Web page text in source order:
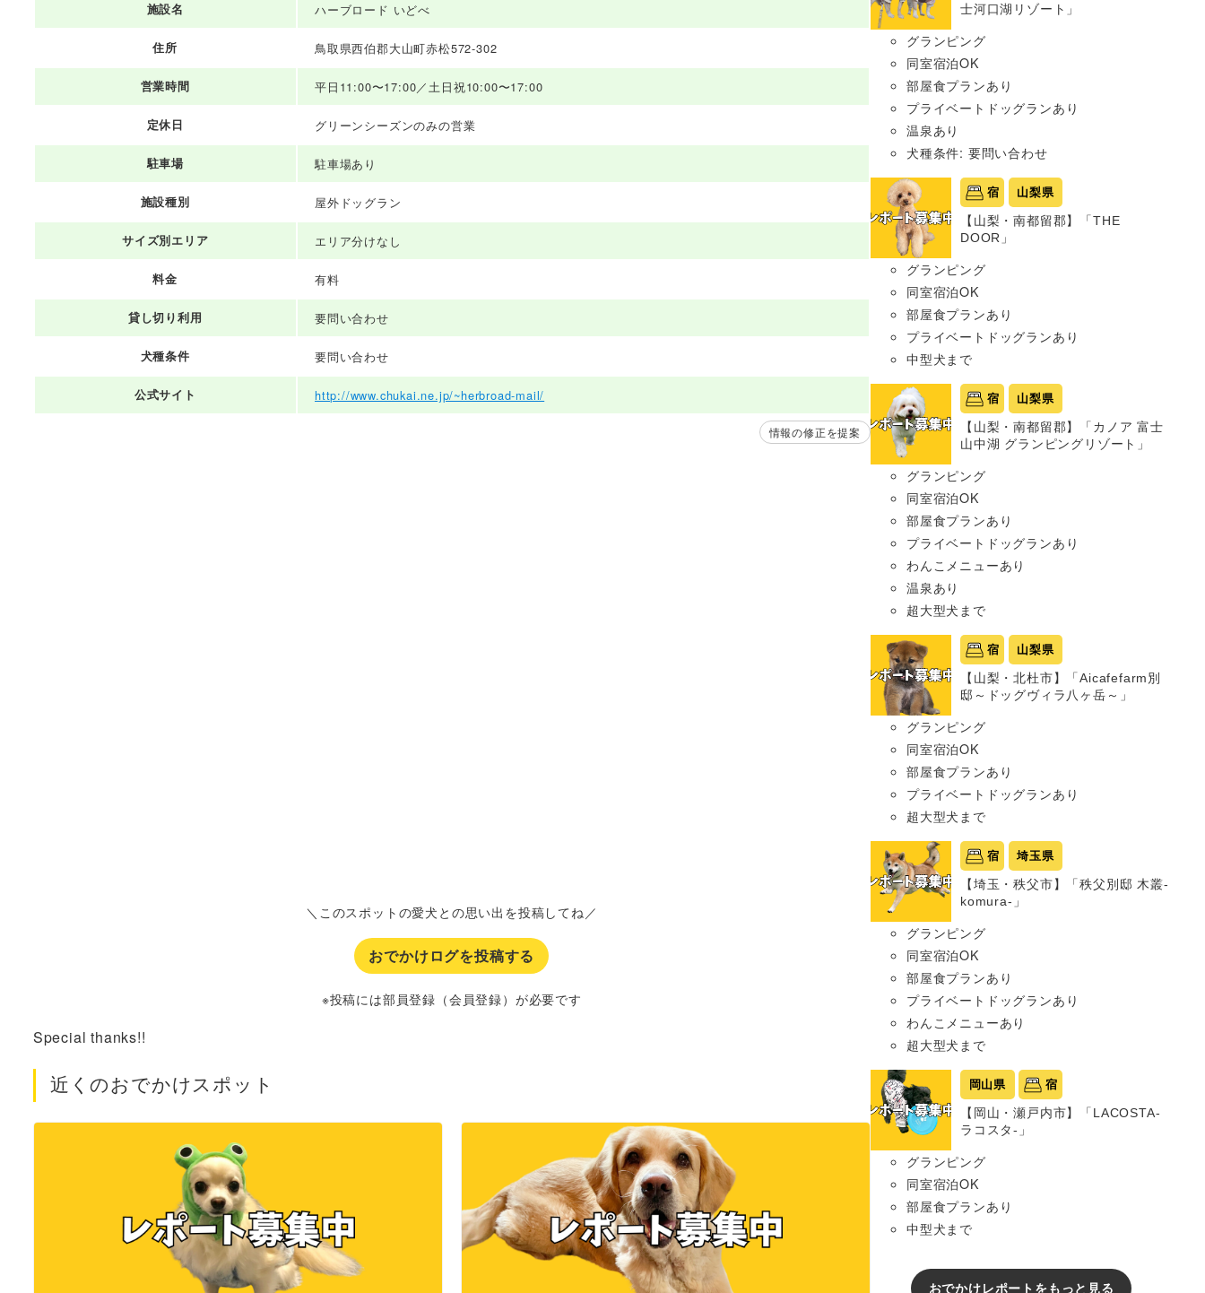
施設名 ハーブロード いどべ
住所 鳥取県西伯郡大山町赤松572-302
営業時間 平日11:00〜17:00／土日祝10:00〜17:00
定休日 グリーンシーズンのみの営業
駐車場 駐車場あり
施設種別 屋外ドッグラン
サイズ別エリア エリア分けなし
料金 有料
貸し切り利用 要問い合わせ
犬種条件 要問い合わせ
公式サイト http://www.chukai.ne.jp/~herbroad-mail/
情報の修正を提案
＼このスポットの愛犬との思い出を投稿してね／
おでかけログを投稿する
※投稿には部員登録（会員登録）が必要です
Special thanks!!
近くのおでかけスポット
士河口湖リゾート」
グランピング
同室宿泊OK
部屋食プランあり
プライベートドッグランあり
温泉あり
犬種条件: 要問い合わせ
宿 山梨県
【山梨・南都留郡】「THE
DOOR」
グランピング
同室宿泊OK
部屋食プランあり
プライベートドッグランあり
中型犬まで
宿 山梨県
【山梨・南都留郡】「カノア 富士
山中湖 グランピングリゾート」
グランピング
同室宿泊OK
部屋食プランあり
プライベートドッグランあり
わんこメニューあり
温泉あり
超大型犬まで
宿 山梨県
【山梨・北杜市】「Aicafefarm別
邸～ドッグヴィラ八ヶ岳～」
グランピング
同室宿泊OK
部屋食プランあり
プライベートドッグランあり
超大型犬まで
宿 埼玉県
【埼玉・秩父市】「秩父別邸 木叢-
komura-」
グランピング
同室宿泊OK
部屋食プランあり
プライベートドッグランあり
わんこメニューあり
超大型犬まで
岡山県 宿
【岡山・瀬戸内市】「LACOSTA-
ラコスタ-」
グランピング
同室宿泊OK
部屋食プランあり
中型犬まで
おでかけレポートをもっと見る